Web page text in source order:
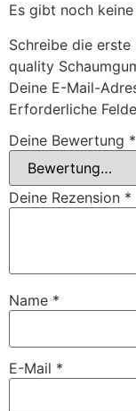
Es gibt noch keine
Schreibe die erste
quality
Deine E-Mail-
Erforderliche
Deine Bewertung *
Deine Rezension *
Name *
E-Mail *